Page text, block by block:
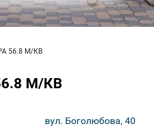
56.8 М/КВ
М/КВ
вул. Боголюбова, 40